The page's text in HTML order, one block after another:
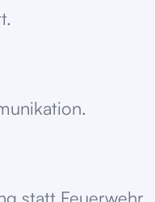
statt Feuerwehr.